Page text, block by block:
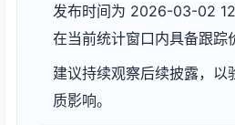
发布时间为 2026-03-02
在当前统计窗口内具备跟踪
建议持续观察后续披露，以
质影响。